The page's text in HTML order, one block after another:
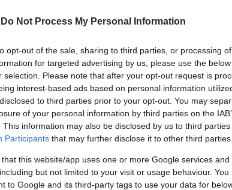
Do Not Process My Personal Information
opt-out of the sale, sharing to third parties, or processing
for targeted advertising by us, please use the
selection. Please note that after your opt-out request is
interest-based ads based on personal information
to third parties prior to your opt-out. You may
of your personal information by third parties on the
This information may also be disclosed by us to third
Participants that may further disclose it to other third parties.
that this website/app uses one or more Google services
but not limited to your visit or usage behaviour.
to Google and its third-party tags to use your data for
του Αγίου Γεώργιου έγινε μνημόσυνο μπροστά στο
υπέρ πατρίδος.